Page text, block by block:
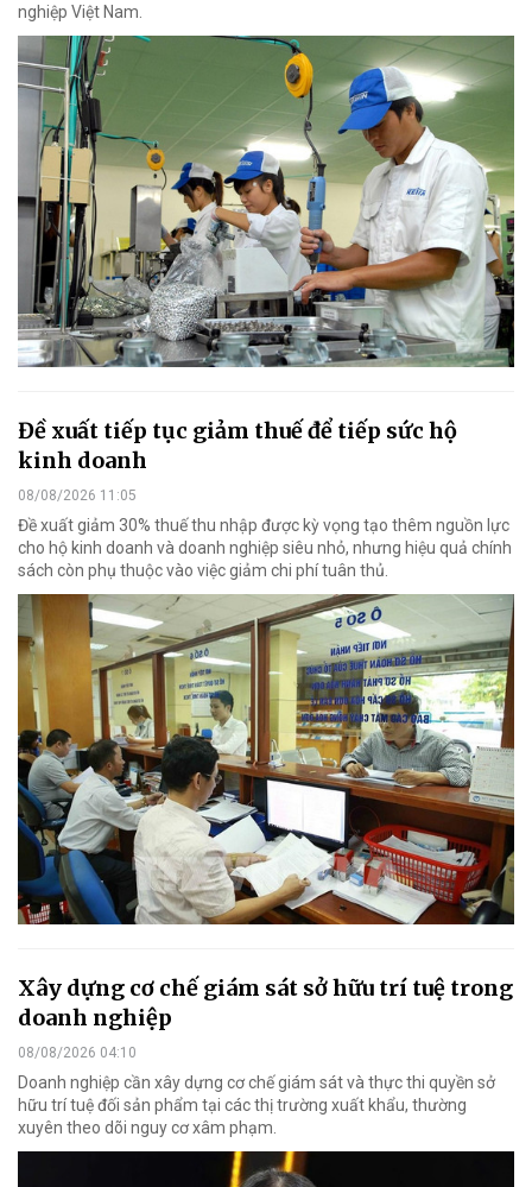
nghiệp Việt Nam.
Đề xuất tiếp tục giảm thuế để tiếp sức hộ
kinh doanh
08/08/2026 11:05
Đề xuất giảm 30% thuế thu nhập được kỳ vọng tạo thêm nguồn lực
cho hộ kinh doanh và doanh nghiệp siêu nhỏ, nhưng hiệu quả chính
sách còn phụ thuộc vào việc giảm chi phí tuân thủ.
Xây dựng cơ chế giám sát sở hữu trí tuệ trong
doanh nghiệp
08/08/2026 04:10
Doanh nghiệp cần xây dựng cơ chế giám sát và thực thi quyền sở
hữu trí tuệ đối sản phẩm tại các thị trường xuất khẩu, thường
xuyên theo dõi nguy cơ xâm phạm.